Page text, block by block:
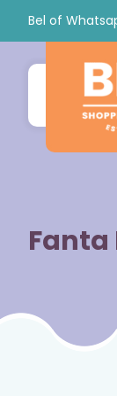
Bel of
Group
Fanta